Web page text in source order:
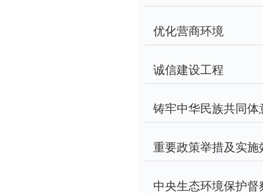
优化营商环境
诚信建设工程
铸牢中华民族共同体
重要政策举措及实施
中央生态环境保护督